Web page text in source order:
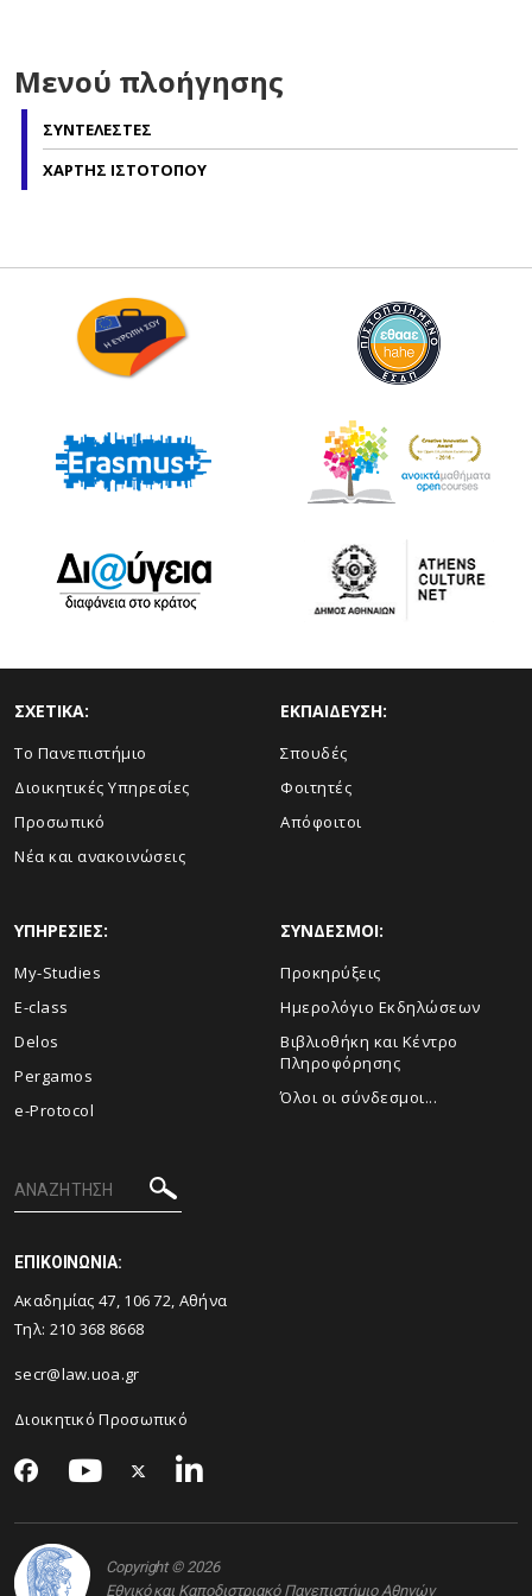
Μενού πλοήγησης
ΣΥΝΤΕΛΕΣΤΕΣ
ΧΑΡΤΗΣ ΙΣΤΟΤΟΠΟΥ
ΣΧΕΤΙΚΑ:
Το Πανεπιστήμιο
Διοικητικές Υπηρεσίες
Προσωπικό
Νέα και ανακοινώσεις
ΕΚΠΑΙΔΕΥΣΗ:
Σπουδές
Φοιτητές
Απόφοιτοι
ΥΠΗΡΕΣΙΕΣ:
My-Studies
E-class
Delos
Pergamos
e-Protocol
ΣΥΝΔΕΣΜΟΙ:
Προκηρύξεις
Ημερολόγιο Εκδηλώσεων
Βιβλιοθήκη και Κέντρο
Πληροφόρησης
Όλοι οι σύνδεσμοι...
ΕΠΙΚΟΙΝΩΝΙΑ:
Ακαδημίας 47, 106 72, Αθήνα
Τηλ: 210 368 8668
secr@law.uoa.gr
Διοικητικό Προσωπικό
Copyright © 2026
Εθνικό και Καποδιστριακό Πανεπιστήμιο Αθηνών